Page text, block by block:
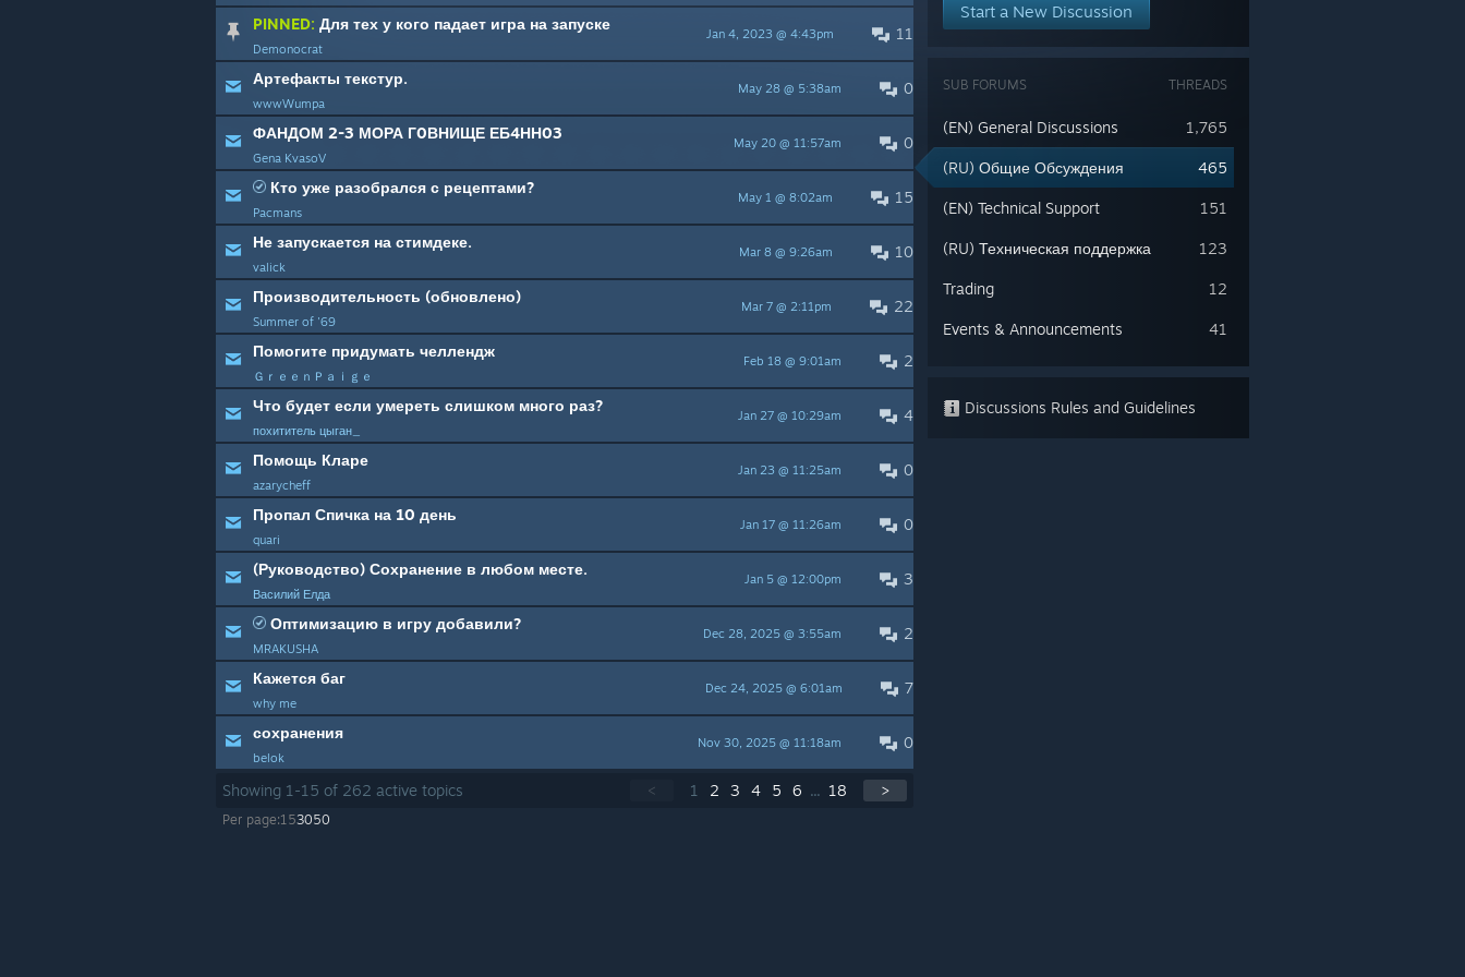
11
Jan 4, 2023 @ 4:43pm
PINNED: Для тех у кого падает игра на запуске
Demonocrat
0
May 28 @ 5:38am
Артефакты текстур.
wwwWumpa
0
May 20 @ 11:57am
ФАНДОМ 2-3 МОРА Г0ВНИЩЕ ЕБ4НН03
Gena KvasoV
15
May 1 @ 8:02am
Кто уже разобрался с рецептами?
Pacmans
10
Mar 8 @ 9:26am
Не запускается на стимдеке.
valick
22
Mar 7 @ 2:11pm
Производительность (обновлено)
Summer of '69
2
Feb 18 @ 9:01am
Помогите придумать челлендж
ＧｒｅｅｎＰａｉｇｅ
4
Jan 27 @ 10:29am
Что будет если умереть слишком много раз?
похититель цыган_
0
Jan 23 @ 11:25am
Помощь Кларе
azarycheff
0
Jan 17 @ 11:26am
Пропал Спичка на 10 день
quari
3
Jan 5 @ 12:00pm
(Руководство) Сохранение в любом месте.
Василий Елда
2
Dec 28, 2025 @ 3:55am
Оптимизацию в игру добавили?
MRAKUSHA
7
Dec 24, 2025 @ 6:01am
Кажется баг
why me
0
Nov 30, 2025 @ 11:18am
сохранения
belok
< 1 2 3 4 5 6 ... 18 >
Showing 1 -15 of 262 active topics
Per page:153050
Start a New Discussion
THREADS
SUB FORUMS
1,765
(EN) General Discussions
465
(RU) Общие Обсуждения
151
(EN) Technical Support
123
(RU) Техническая поддержка
12
Trading
41
Events & Announcements
Discussions Rules and Guidelines